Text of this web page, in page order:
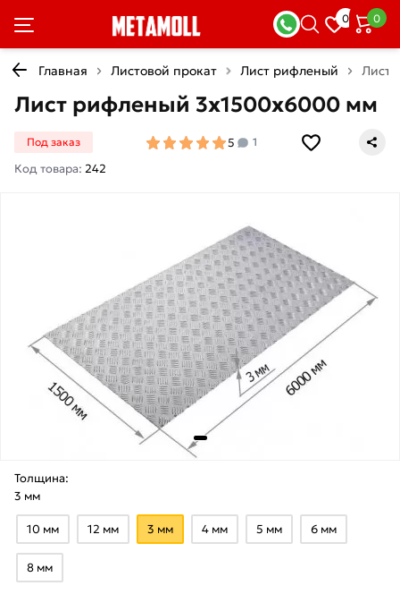
0 0
Главная Листовой прокат Лист рифленый Лист
Лист рифленый 3х1500х6000 мм
Под заказ 5 1
Код товара: 242
Толщина:
3 мм
10 мм 12 мм 3 мм 4 мм 5 мм 6 мм
8 мм